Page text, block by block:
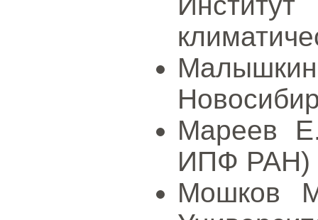
Мареев
ИПФ РАН)
Мошков